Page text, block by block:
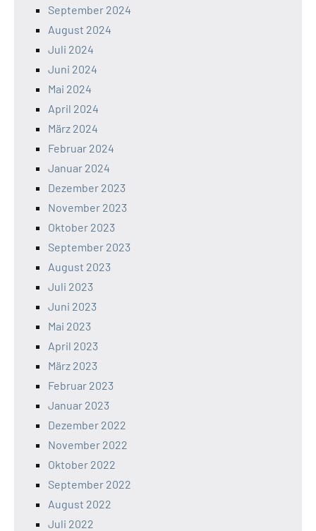
September 2024
August 2024
Juli 2024
Juni 2024
Mai 2024
April 2024
März 2024
Februar 2024
Januar 2024
Dezember 2023
November 2023
Oktober 2023
September 2023
August 2023
Juli 2023
Juni 2023
Mai 2023
April 2023
März 2023
Februar 2023
Januar 2023
Dezember 2022
November 2022
Oktober 2022
September 2022
August 2022
Juli 2022